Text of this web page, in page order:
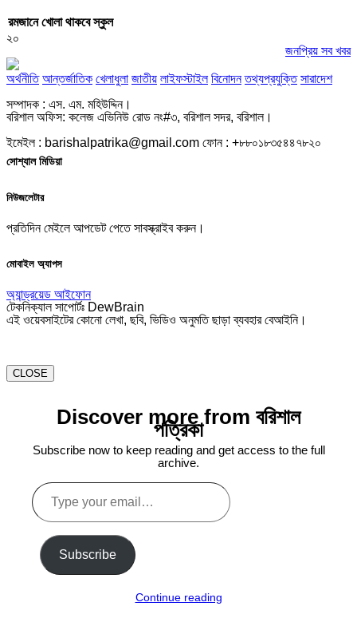
রমজানে খোলা থাকবে স্কুল
২০
জনপ্রিয় সব খবর
অর্থনীতি আন্তর্জাতিক খেলাধুলা জাতীয় লাইফস্টাইল বিনোদন তথ্যপ্রযুক্তি সারাদেশ
সম্পাদক : এস. এম. মহিউদ্দিন।
বরিশাল অফিস: কলেজ এভিনিউ রোড নং#৩, বরিশাল সদর, বরিশাল।
ইমেইল : barishalpatrika@gmail.com ফোন : +৮৮০১৮৩৫৪৪৭৮২০
সোশ্যাল মিডিয়া
নিউজলেটার
প্রতিদিন মেইলে আপডেট পেতে সাবস্ক্রাইব করুন।
মোবাইল অ্যাপস
অ্যান্ড্রয়েড আইফোন
টেকনিক্যাল সাপোর্টঃ DewBrain
এই ওয়েবসাইটের কোনো লেখা, ছবি, ভিডিও অনুমতি ছাড়া ব্যবহার বেআইনি।
CLOSE
Discover more from বরিশাল
পত্রিকা
Subscribe now to keep reading and get access to the full
archive.
Type
your
email…
Subscribe
Continue reading